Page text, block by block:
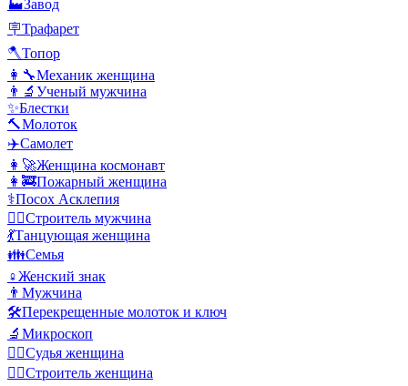
🏭Завод
🪧Трафарет
🪓Топор
👩‍🔧Механик женщина
👨‍🔬 Ученый мужчина
✨Блестки
🔨Молоток
✈️Самолет
👩‍🚀Женщина космонавт
👩‍🚒Пожарный женщина
⚕️Посох Асклепия
👷‍♂️Строитель мужчина
💃Танцующая женщина
👪Семья
♀️Женский знак
👨 Мужчина
🛠️Перекрещенные молоток и ключ
🔬 Микроскоп
👩‍⚖️Судья женщина
👷‍♀️Строитель женщина